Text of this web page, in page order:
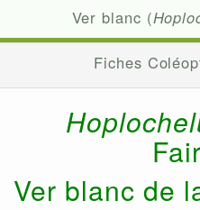
Ver blanc (
Fiches
Ver blanc de